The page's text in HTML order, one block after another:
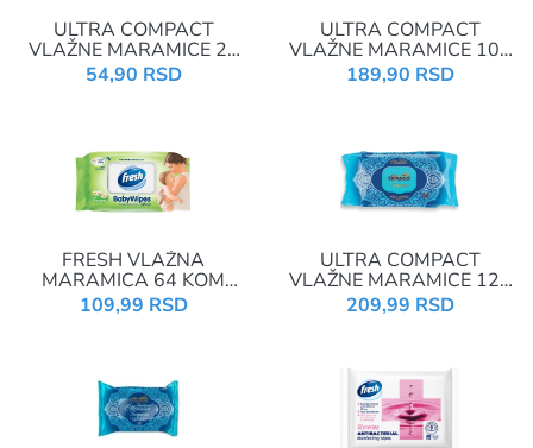
ULTRA COMPACT
VLAŽNE MARAMICE 20
KOM TRAVEL ANGELS
54,90 RSD
ULTRA COMPACT
VLAŽNE MARAMICE 100
KOM TRADITIONAL
189,90 RSD
FRESH VLAŽNA
MARAMICA 64 KOM
BABY CHAMOMILE SA
POKLOPCEM
109,99 RSD
ULTRA COMPACT
VLAŽNE MARAMICE 120
KOM TURQUISE
209,99 RSD